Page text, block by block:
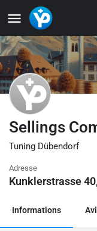
Sellings
Tuning Dübendorf
Adresse
Kunklerstrasse
Informations